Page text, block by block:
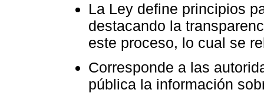
La Ley define principios
destacando la
este proceso, lo cual se
Corresponde a las
pública la información